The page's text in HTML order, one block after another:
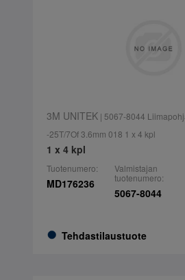
3M UNITEK| 5067-8044
-25T/7Of 3.6mm 018 1 x 4 kpl
1 x 4 kpl
Tuotenumero:
MD176236
Tehdastilaustuote
Valmistajan
tuotenumero:
5067-8044